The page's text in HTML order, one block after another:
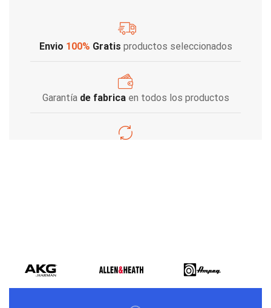
Envio 100% Gratis productos seleccionados
Garantía de fabricaen todos los productos